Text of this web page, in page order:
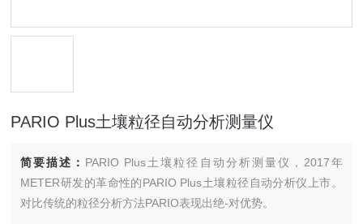
PARIO Plus土壤粒径自动分析测量仪
简要描述： PARIO Plus土壤粒径自动分析测量仪，2017年
METER研发的革命性的PARIO Plus土壤粒径自动分析仪上市。
对比传统的粒径分析方法PARIO表现出绝-对优势。